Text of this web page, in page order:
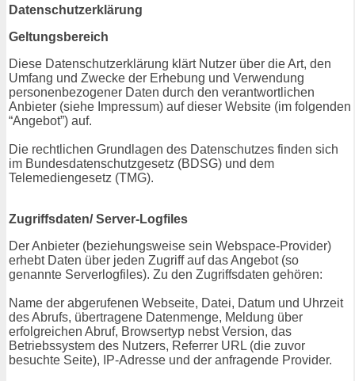
Datenschutzerklärung
Geltungsbereich
Diese Datenschutzerklärung klärt Nutzer über die Art, den
Umfang und Zwecke der Erhebung und Verwendung
personenbezogener Daten durch den verantwortlichen
Anbieter (siehe Impressum) auf dieser Website (im folgenden
“Angebot”) auf.
Die rechtlichen Grundlagen des Datenschutzes finden sich
im Bundesdatenschutzgesetz (BDSG) und dem
Telemediengesetz (TMG).
Zugriffsdaten/ Server-Logfiles
Der Anbieter (beziehungsweise sein Webspace-Provider)
erhebt Daten über jeden Zugriff auf das Angebot (so
genannte Serverlogfiles). Zu den Zugriffsdaten gehören:
Name der abgerufenen Webseite, Datei, Datum und Uhrzeit
des Abrufs, übertragene Datenmenge, Meldung über
erfolgreichen Abruf, Browsertyp nebst Version, das
Betriebssystem des Nutzers, Referrer URL (die zuvor
besuchte Seite), IP-Adresse und der anfragende Provider.